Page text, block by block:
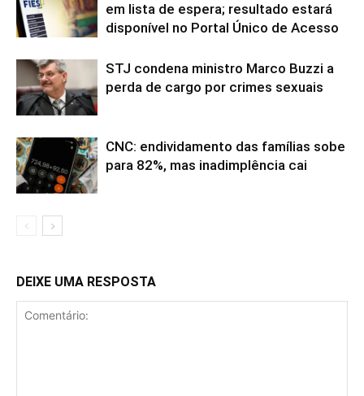
em lista de espera; resultado estará
disponível no Portal Único de Acesso
STJ condena ministro Marco Buzzi a
perda de cargo por crimes sexuais
CNC: endividamento das famílias sobe
para 82%, mas inadimplência cai
DEIXE UMA RESPOSTA